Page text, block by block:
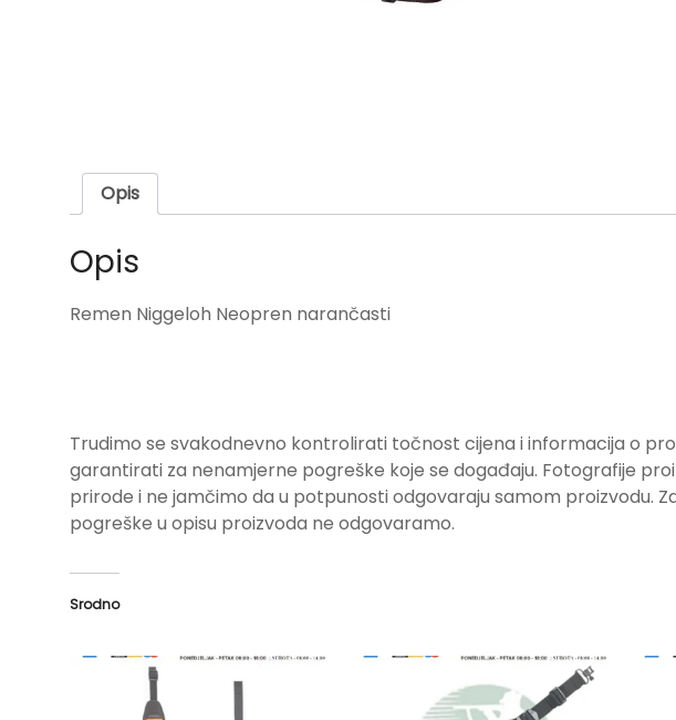
Opis
Opis
Remen Niggeloh Neopren narančasti
Trudimo se svakodnevno kontrolirati točnost cijena i informacija o
garantirati za nenamjerne pogreške koje se događaju. Fotografije
prirode i ne jamčimo da u potpunosti odgovaraju samom proizvodu.
pogreške u opisu proizvoda ne odgovaramo.
Srodno